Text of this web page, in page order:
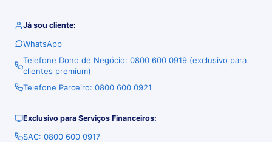
Já sou cliente:
WhatsApp
Telefone Dono de Negócio: 0800 600 0919 (exclusivo para
clientes premium)
Telefone Parceiro: 0800 600 0921
Exclusivo para Serviços Financeiros:
SAC: 0800 600 0917